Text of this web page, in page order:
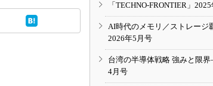
「TECHNO-FRONTIER」
AI時代のメモリ／ストレー
2026年5月号
台湾の半導体戦略 強みと限
4月号